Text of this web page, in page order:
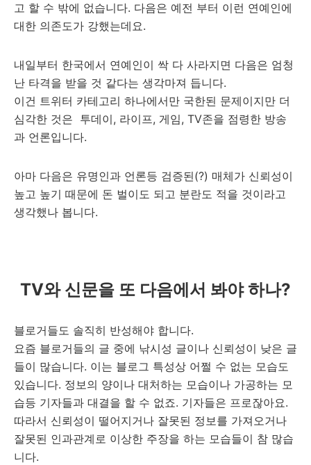
고 할 수 밖에 없습니다. 다음은 예전 부터 이런 연예인에
대한 의존도가 강했는데요.
내일부터 한국에서 연예인이 싹 다 사라지면 다음은 엄청
난 타격을 받을 것 같다는 생각마져 듭니다.
이건 트위터 카테고리 하나에서만 국한된 문제이지만 더
심각한 것은 투데이, 라이프, 게임, TV존을 점령한 방송
과 언론입니다.
아마 다음은 유명인과 언론등 검증된(?) 매체가 신뢰성이
높고 높기 때문에 돈 벌이도 되고 분란도 적을 것이라고
생각했나 봅니다.
TV와 신문을 또 다음에서 봐야 하나?
블로거들도 솔직히 반성해야 합니다.
요즘 블로거들의 글 중에 낚시성 글이나 신뢰성이 낮은 글
들이 많습니다. 이는 블로그 특성상 어쩔 수 없는 모습도
있습니다. 정보의 양이나 대처하는 모습이나 가공하는 모
습등 기자들과 대결을 할 수 없죠. 기자들은 프로잖아요.
따라서 신뢰성이 떨어지거나 잘못된 정보를 가져오거나
잘못된 인과관계로 이상한 주장을 하는 모습들이 참 많습
니다.